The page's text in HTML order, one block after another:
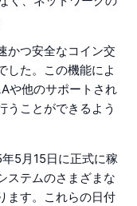
かつ安全なコイン交
した。この機能によ
や他のサポートされ
うことができるよう
5月15日に正式に稼
ステムのさまざまな
ます。これらの日付